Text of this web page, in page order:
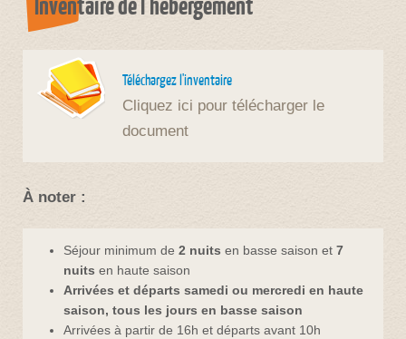
Téléchargez l'inventaire
Cliquez ici pour télécharger le
document
À noter :
Séjour minimum de 2 nuits en basse saison et 7
nuits en haute saison
Arrivées et départs samedi ou mercredi en haute
saison, tous les jours en basse saison
Arrivées à partir de 16h et départs avant 10h